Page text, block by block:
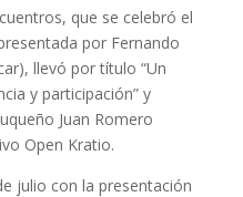
que se celebró el
por Fernando
llevó por título “Un
y participación” y
Juan Romero
Open Kratio.
julio con la presentación